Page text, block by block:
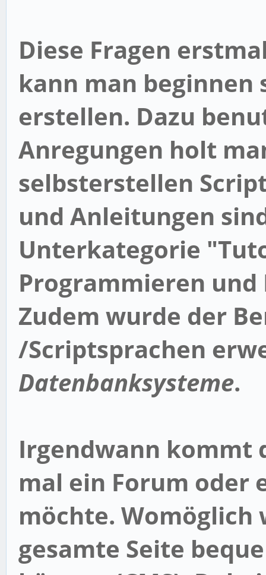
Diese Fragen
kann man beginnen
erstellen. Dazu
Anregungen holt
selbsterstellen
und Anleitungen
Unterkategorie "
Programmieren
Zudem wurde der
/Scriptsprachen
Datenbanksysteme.
Irgendwann kommt
mal ein Forum oder
möchte. Womöglich
gesamte Seite